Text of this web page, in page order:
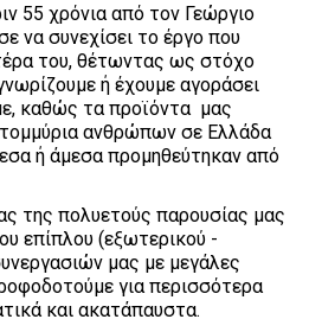
55 χρόνια από τον Γεώργιο
να συνεχίσει το έργο που
του, θέτωντας ως στόχο
ή έχουμε αγοράσει
καθώς τα προϊόντα  μας
ανθρώπων σε Ελλάδα
ή άμεσα προμηθεύτηκαν από
της πολυετούς παρουσίας μας
επίπλου (εξωτερικού -
μας με μεγάλες
για περισσότερα
και ακατάπαυστα.